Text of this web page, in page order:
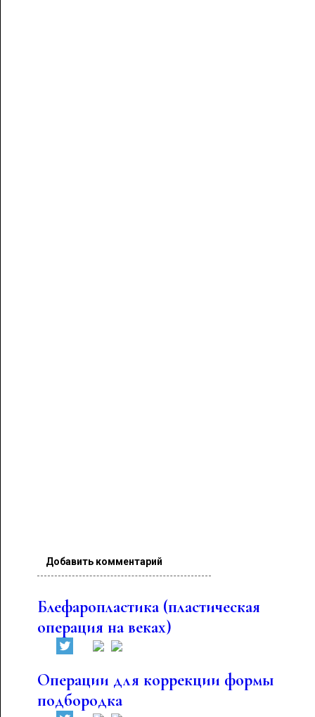
Добавить комментарий
Блефаропластика (пластическая
операция на веках)
Операции для коррекции формы
подбородка